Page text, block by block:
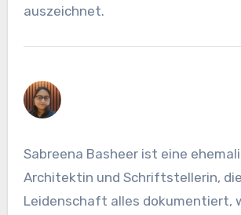
auszeichnet.
Sabreena Basheer ist eine ehemalige
Architektin und Schriftstellerin,
Leidenschaft alles dokumentiert,